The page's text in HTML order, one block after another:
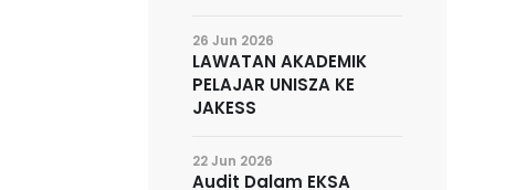
26 Jun 2026
LAWATAN AKADEMIK
PELAJAR UNISZA KE
JAKESS
22 Jun 2026
Audit Dalam EKSA